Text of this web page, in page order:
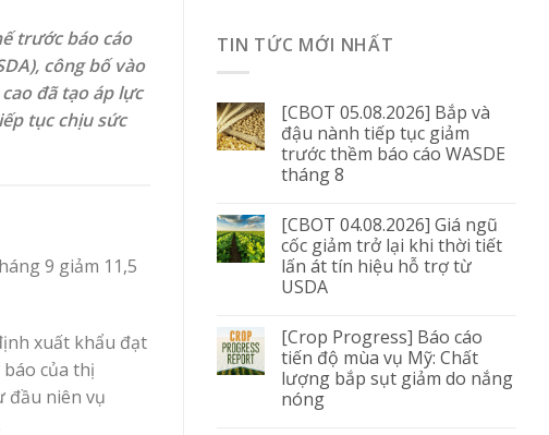
trước báo cáo
công bố vào
đã tạo áp lực
tục chịu sức
9 giảm 11,5
xuất khẩu đạt
của thị
đầu niên vụ
TIN TỨC MỚI NHẤT
[CBOT 05.08.2026] Bắp và
đậu nành tiếp tục giảm
trước thềm báo cáo WASDE
tháng 8
[CBOT 04.08.2026] Giá ngũ
cốc giảm trở lại khi thời tiết
lấn át tín hiệu hỗ trợ từ
USDA
[Crop Progress] Báo cáo
tiến độ mùa vụ Mỹ: Chất
lượng bắp sụt giảm do nắng
nóng